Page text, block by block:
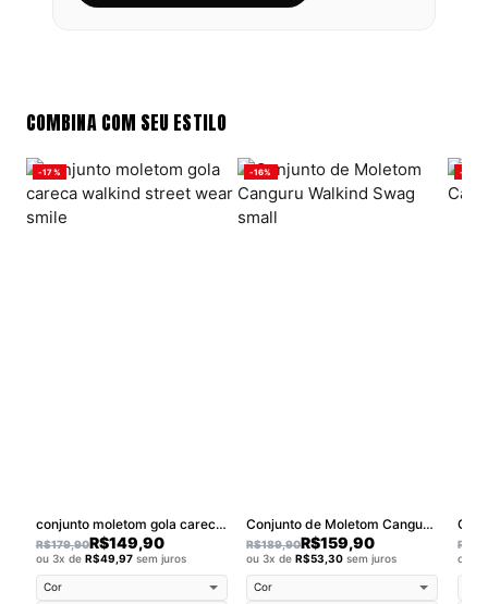
COMBINA COM SEU ESTILO
-17%
conjunto moletom gola careca walkind street wear smile
R$179,90R$149,90
ou 3x de R$49,97sem juros
-16%
Conjunto de Moletom Canguru Walkind Swag small
R$189,90R$159,90
ou 3x deR$53,30 sem juros
-16%
R$
ou